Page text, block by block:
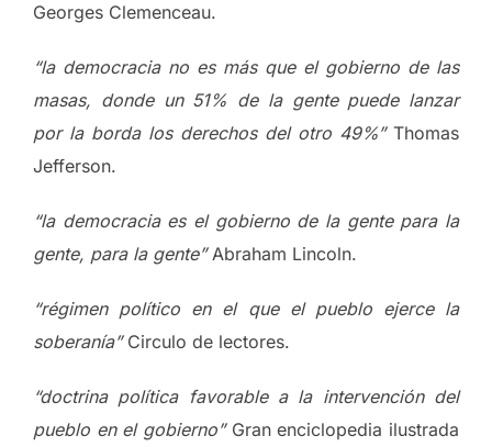
Georges Clemenceau.
“la democracia no es más que el gobierno de las
masas, donde un 51% de la gente puede lanzar
por la borda los derechos del otro 49%”Thomas
Jefferson.
“la democracia es el gobierno de la gente para la
gente, para la gente”Abraham Lincoln.
“régimen político en el que el pueblo ejerce la
soberanía”Circulo de lectores.
“doctrina política favorable a la intervención del
pueblo en el gobierno”Gran enciclopedia ilustrada